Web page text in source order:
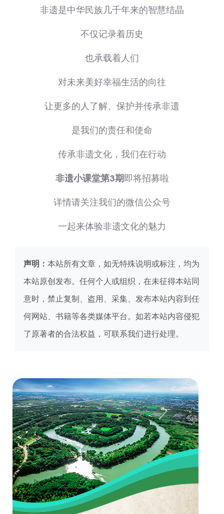
非遗是中华民族几千年来的智慧结晶
不仅记录着历史
也承载着人们
对未来美好幸福生活的向往
让更多的人了解、保护并传承非遗
是我们的责任和使命
传承非遗文化，我们在行动
非遗小课堂第3期即将招募啦
详情请关注我们的微信公众号
一起来体验非遗文化的魅力
声明： 本站所有文章，如无特殊说明或标注，均为
本站原创发布。任何个人或组织，在未征得本站同
意时，禁止复制、盗用、采集、发布本站内容到任
何网站、书籍等各类媒体平台。如若本站内容侵犯
了原著者的合法权益，可联系我们进行处理。